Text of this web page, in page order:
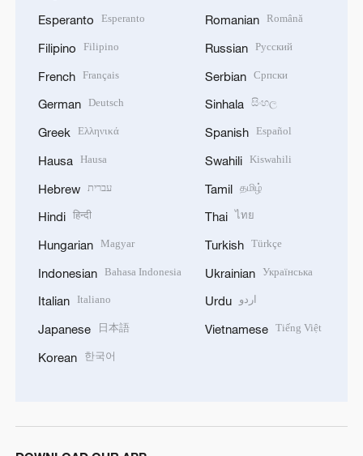
Esperanto Esperanto
Filipino Filipino
French Français
German Deutsch
Greek Ελληνικά
Hausa Hausa
Hebrew עברית
Hindi हिन्दी
Hungarian Magyar
Indonesian Bahasa Indonesia
Italian Italiano
Japanese 日本語
Korean 한국어
Romanian Română
Russian Русский
Serbian Српски
Sinhala සිංහල
Spanish Español
Swahili Kiswahili
Tamil தமிழ்
Thai ไทย
Turkish Türkçe
Ukrainian Українська
Urdu اردو
Vietnamese Tiếng Việt